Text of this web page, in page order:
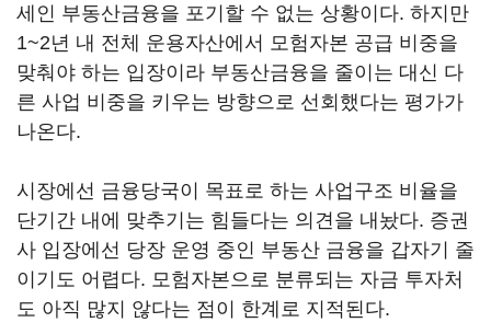
세인 부동산금융을 포기할 수 없는 상황이다. 하지만
1~2년 내 전체 운용자산에서 모험자본 공급 비중을
맞춰야 하는 입장이라 부동산금융을 줄이는 대신 다
른 사업 비중을 키우는 방향으로 선회했다는 평가가
나온다.
시장에선 금융당국이 목표로 하는 사업구조 비율을
단기간 내에 맞추기는 힘들다는 의견을 내놨다. 증권
사 입장에선 당장 운영 중인 부동산 금융을 갑자기 줄
이기도 어렵다. 모험자본으로 분류되는 자금 투자처
도 아직 많지 않다는 점이 한계로 지적된다.